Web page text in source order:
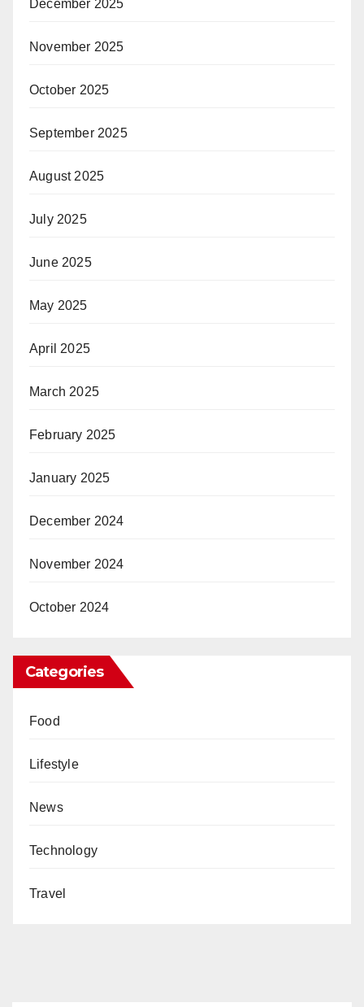
December 2025
November 2025
October 2025
September 2025
August 2025
July 2025
June 2025
May 2025
April 2025
March 2025
February 2025
January 2025
December 2024
November 2024
October 2024
Categories
Food
Lifestyle
News
Technology
Travel